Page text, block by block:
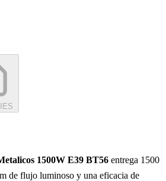
1500W E39 BT56 entrega 1500
de flujo luminoso y una eficacia de